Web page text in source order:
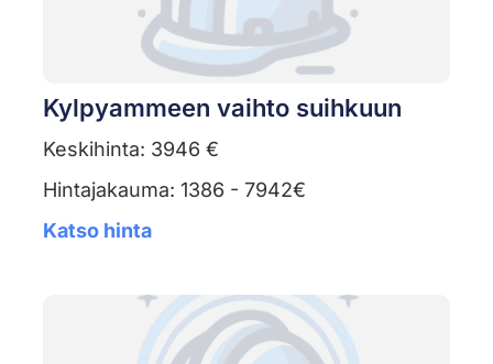
Kylpyammeen vaihto suihkuun
Keskihinta: 3946 €
Hintajakauma: 1386 - 7942€
Katso hinta